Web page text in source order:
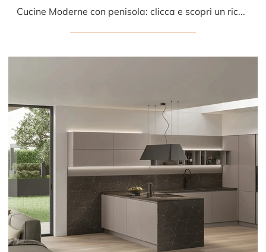
Cucine Moderne con penisola: clicca e scopri un ricco catalogo di soluzioni della marca Stosa, tra cui il modello Color Trend 04.